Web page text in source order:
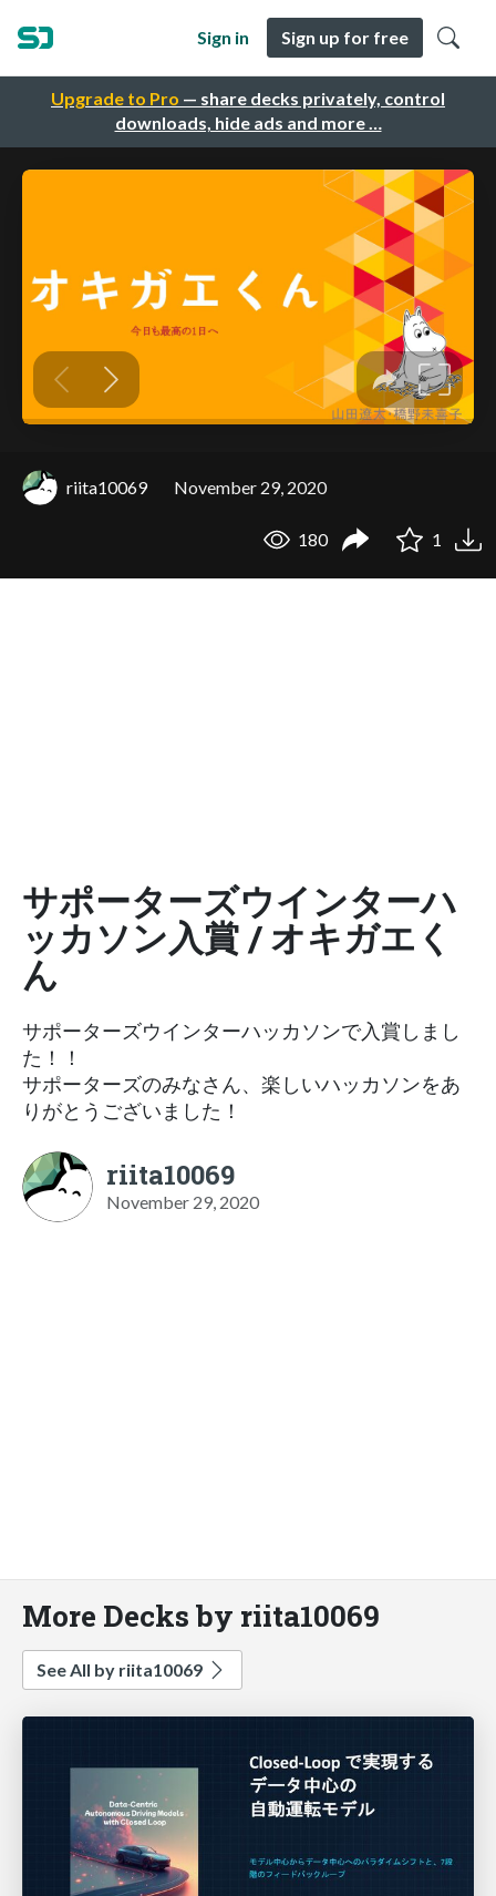
Upgrade to Pro — share decks privately, control
downloads, hide ads and more …
Sign in Sign up for free
riita10069 November 29, 2020
180 1
サポーターズウインターハ
ッカソン入賞 / オキガエく
ん
サポーターズウインターハッカソンで入賞しまし
た！！
サポーターズのみなさん、楽しいハッカソンをあ
りがとうございました！
riita10069
November 29, 2020
More Decks by riita10069
See All by riita10069